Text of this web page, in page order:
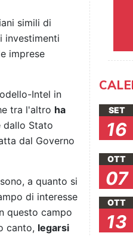
simili di
investimenti
imprese
Intel in
tra l'altro ha
dallo Stato
dal Governo
a quanto si
di interesse
questo campo
canto, legarsi
SET
16
OTT
07
OTT
13